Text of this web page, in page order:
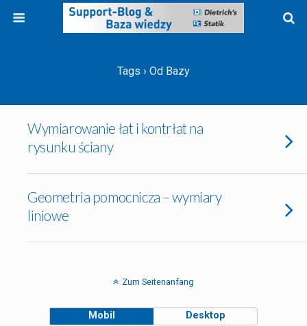
Tags › Od Bazy
Wymiarowanie łat i kontrłat na
rysunku ściany
Geometria pomocnicza – wymiary
liniowe
Zum Seitenanfang
Mobil Desktop